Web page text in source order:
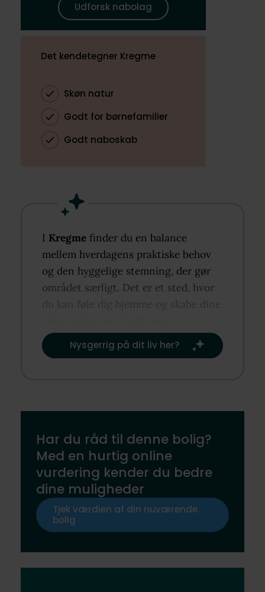
Udforsk nabolag
Det kendetegner Kregme
Skøn natur
Godt for børnefamilier
Godt naboskab
I Kregme finder du en balance
mellem hverdagens praktiske behov
og den hyggelige stemning, der gør
området særligt. Det er et sted, hvor
du kan føle dig hjemme og skabe dine
Nysgerrig på dit liv her?​
Har du råd til denne bolig?
Med en hurtig online
vurdering kender du bedre
dine muligheder
Tjek værdien af din nuværende
bolig